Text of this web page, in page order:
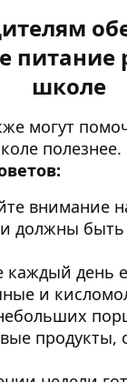
питание
школе
могут
полезнее.
внимание
должны быть
каждый день
и
продукты,